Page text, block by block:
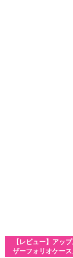
【レビュー】アッ
ザーフォリオケース